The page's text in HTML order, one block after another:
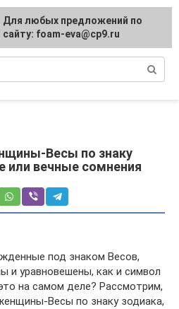
и гадания
Весы по знаку
или вечные сомнения
под знаком Весов,
и уравновешены, как и символ
на самом деле? Рассмотрим,
Весы по знаку зодиака,
Для любых предложений по
сайту: foam-eva@cp9.ru